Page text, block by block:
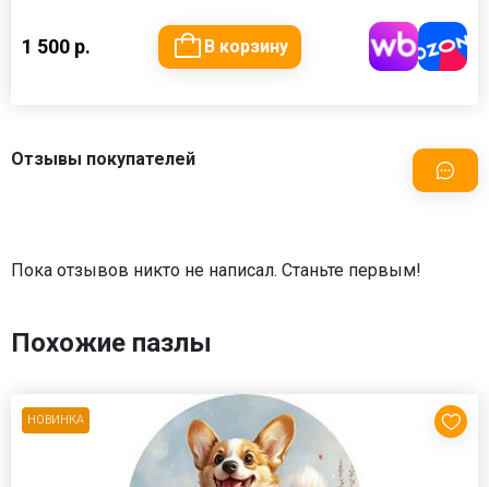
1 500 р. В корзину
Отзывы покупателей
Пока отзывов никто не написал. Станьте первым!
Похожие пазлы
НОВИНКА